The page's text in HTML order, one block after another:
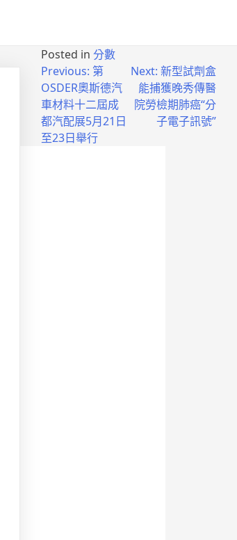
Posted in 分數
Previous: 第
OSDER奧斯德汽
車材料十二屆成
都汽配展5月21日
至23日舉行
Next: 新型試劑盒
能捕獲晚秀傳醫
院勞檢期肺癌“分
子電子訊號”